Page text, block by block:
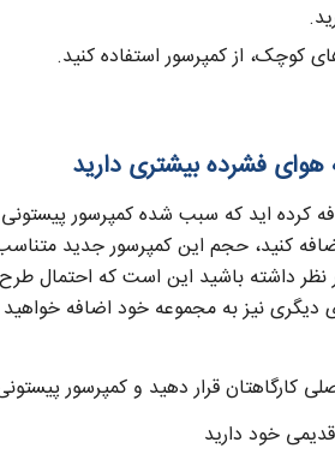
کوچک، از کمپرسور استفاده کنید.
اید که سبب شده کمپرسور پیستونی
کنید، حجم این کمپرسور جدید
نظر داشته باشید این است که احتمال
نیز به مجموعه خود اضافه خواهید
کارگاهتان قرار دهید و کمپرسور
خود دارید